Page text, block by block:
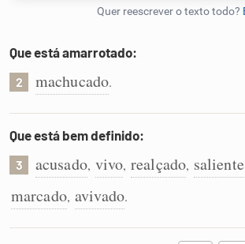
Caça-palavras
Dicionário
Sinônimos
Que está amarrotado:
2 machucado.
Que está bem definido:
3 acusado, vivo, realçado, saliente
marcado, avivado.